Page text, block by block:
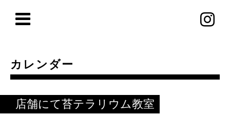
カレンダー
店舗にて苔テラリウム教室